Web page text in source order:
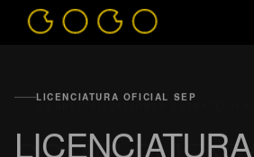
6 ESPECIALIZACIONES ESTRATÉGICAS
COMPLEMENTA